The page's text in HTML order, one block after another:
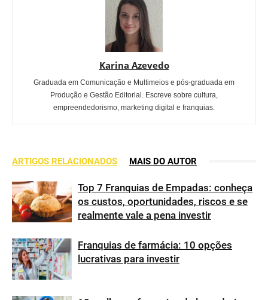
Karina Azevedo
Graduada em Comunicação e Multimeios e pós-graduada em
Produção e Gestão Editorial. Escreve sobre cultura,
empreendedorismo, marketing digital e franquias.
ARTIGOS RELACIONADOS MAIS DO AUTOR
Top 7 Franquias de Empadas: conheça
os custos, oportunidades, riscos e se
realmente vale a pena investir
Franquias de farmácia: 10 opções
lucrativas para investir